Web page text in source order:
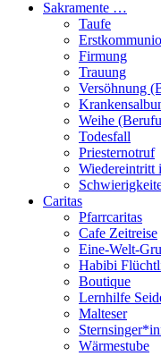
Sakramente …
Taufe
Firmung
Trauung
Versöhnung
Weihe
Todesfall
Priesternotruf
Wiedereintritt
Caritas
Pfarrcaritas
Cafe Zeitreise
Eine-Welt-
Habibi
Boutique
Lernhilfe
Malteser
Wärmestube